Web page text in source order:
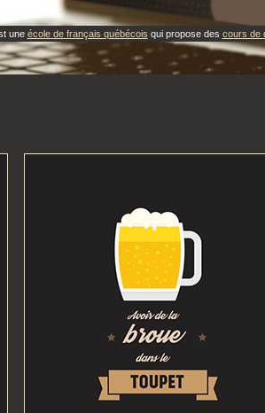
une école de français québécois qui propose des cours de